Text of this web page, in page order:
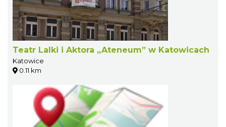
Teatr Lalki i Aktora „Ateneum” w Katowicach
Katowice
0.11 km